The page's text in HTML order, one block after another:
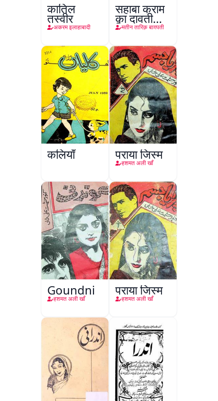
कातिल
तस्वीर
अकरम इलाहाबादी
सहाबा कराम
का दावती
किरदार
मतीन तारिक़ बाग़पती
कलियाँ पराया जिस्म
हशमत अली खाँ
Goundni
हशमत अली खाँ
पराया जिस्म
हशमत अली खाँ